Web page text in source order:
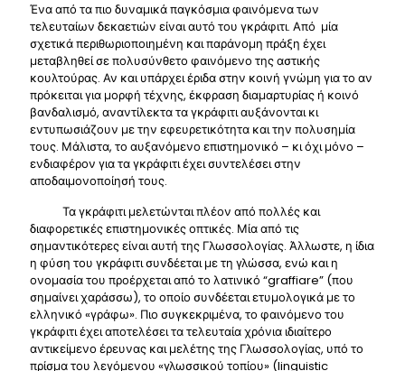
Ένα από τα πιο δυναμικά παγκόσμια φαινόμενα των
τελευταίων δεκαετιών είναι αυτό του γκράφιτι. Από μία
σχετικά περιθωριοποιημένη και παράνομη πράξη έχει
μεταβληθεί σε πολυσύνθετο φαινόμενο της αστικής
κουλτούρας. Αν και υπάρχει έριδα στην κοινή γνώμη για το αν
πρόκειται για μορφή τέχνης, έκφραση διαμαρτυρίας ή κοινό
βανδαλισμό, αναντίλεκτα τα γκράφιτι αυξάνονται κι
εντυπωσιάζουν με την εφευρετικότητα και την πολυσημία
τους. Μάλιστα, το αυξανόμενο επιστημονικό – κι όχι μόνο –
ενδιαφέρον για τα γκράφιτι έχει συντελέσει στην
αποδαιμονοποίησή τους.
Τα γκράφιτι μελετώνται πλέον από πολλές και
διαφορετικές επιστημονικές οπτικές. Μία από τις
σημαντικότερες είναι αυτή της Γλωσσολογίας. Άλλωστε, η ίδια
η φύση του γκράφιτι συνδέεται με τη γλώσσα, ενώ και η
ονομασία του προέρχεται από το λατινικό “graffiare” (που
σημαίνει χαράσσω), το οποίο συνδέεται ετυμολογικά με το
ελληνικό «γράφω». Πιο συγκεκριμένα, το φαινόμενο του
γκράφιτι έχει αποτελέσει τα τελευταία χρόνια ιδιαίτερο
αντικείμενο έρευνας και μελέτης της Γλωσσολογίας, υπό το
πρίσμα του λεγόμενου «γλωσσικού τοπίου» (linguistic